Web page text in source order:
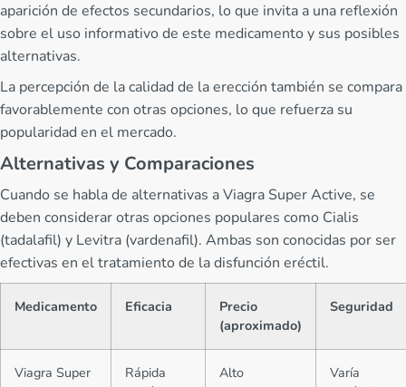
aparición de efectos secundarios, lo que invita a una reflexión
sobre el uso informativo de este medicamento y sus posibles
alternativas.
La percepción de la calidad de la erección también se compara
favorablemente con otras opciones, lo que refuerza su
popularidad en el mercado.
Alternativas y Comparaciones
Cuando se habla de alternativas a Viagra Super Active, se
deben considerar otras opciones populares como Cialis
(tadalafil) y Levitra (vardenafil). Ambas son conocidas por ser
efectivas en el tratamiento de la disfunción eréctil.
Medicamento Eficacia
Precio
(aproximado)
Seguridad
Viagra Super
Rápida
Alto
Varía